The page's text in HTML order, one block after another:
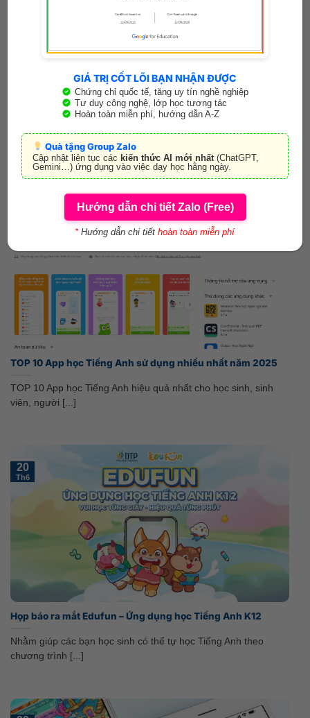
LCMS i-School Hệ thống quản lý nội dung học tập
LCMS i-School (Learning Content Management System) – Hệ
thống quản lí nội dung, quản lí [...]
TOP 10 App học Tiếng Anh sử dụng nhiều nhất năm 2025
TOP 10 App học Tiếng Anh hiệu quả nhất cho học sinh, sinh
viên, người [...]
Họp báo ra mắt Edufun – Ứng dụng học Tiếng Anh K12
Nhằm giúp các bạn học sinh có thể tự học Tiếng Anh theo
chương trình [...]
20
Th6
GIÁ TRỊ CỐT LÕI BẠN NHẬN ĐƯỢC
Chứng chỉ quốc tế, tăng uy tín nghề nghiệp
Tư duy công nghệ, lớp học tương tác
Hoàn toàn miễn phí, hướng dẫn A-Z
Quà tặng Group Zalo
Cập nhật liên tục các kiến thức AI mới nhất(ChatGPT,
Gemini…) ứng dụng vào việc dạy học hằng ngày.
Hướng dẫn chi tiết Zalo (Free)
*Hướng dẫn chi tiếthoàn toàn miễn phí